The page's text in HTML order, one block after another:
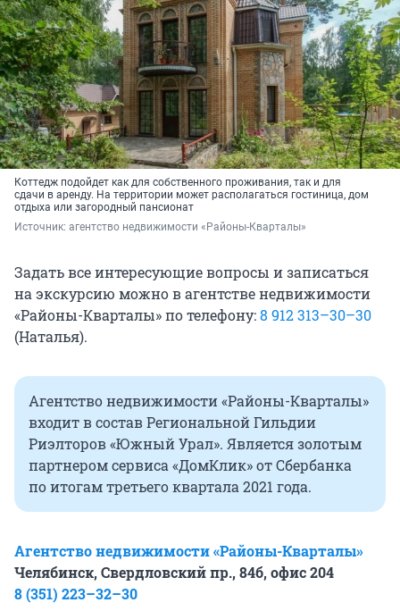
Коттедж подойдет как для собственного проживания, так и для
сдачи в аренду. На территории может располагаться гостиница, дом
отдыха или загородный пансионат
Источник: агентство недвижимости «Районы-Кварталы»
Задать все интересующие вопросы и записаться
на экскурсию можно в агентстве недвижимости
«Районы-Кварталы» по телефону:8 912 313–30–30
(Наталья).
Агентство недвижимости «Районы-Кварталы»
входит в состав Региональной Гильдии
Риэлторов «Южный Урал». Является золотым
партнером сервиса «ДомКлик» от Сбербанка
по итогам третьего квартала 2021 года.
Агентство недвижимости «Районы-Кварталы»
Челябинск, Свердловский пр., 84б, офис 204
8 (351) 223–32–30